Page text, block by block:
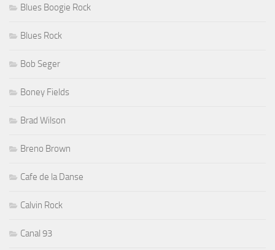
Blues Boogie Rock
Blues Rock
Bob Seger
Boney Fields
Brad Wilson
Breno Brown
Cafe de la Danse
Calvin Rock
Canal 93